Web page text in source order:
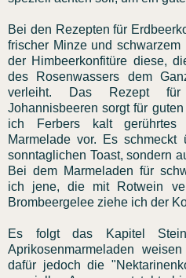
Bei den Rezepten für
frischer Minze und
der Himbeerkonfitüre diese,
des Rosenwassers dem
verleiht. Das Rezept
Johannisbeeren sorgt für
ich Ferbers kalt gerührtes
Marmelade vor. Es
sonntaglichen Toast, sondern
Bei dem Marmeladen für
ich jene, die mit Rotwein
Brombeergelee ziehe ich der
Es folgt das Kapitel
Aprikosenmarmeladen
dafür jedoch die